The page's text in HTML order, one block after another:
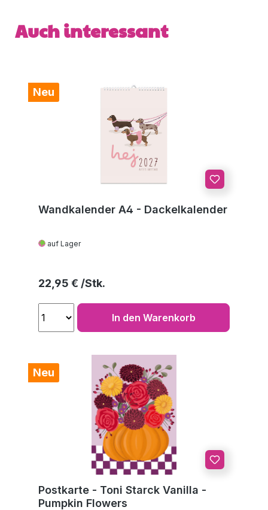
Produktgalerie überspringen
Auch interessant
Neu
Wandkalender A4 - Dackelkalender
auf Lager
Regulärer Preis:
22,95 €
In den Warenkorb
Neu
Postkarte - Toni Starck Vanilla -
Pumpkin Flowers